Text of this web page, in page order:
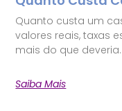
Quanto custa um
valores reais, taxas
mais do que deveria.
Saiba Mais